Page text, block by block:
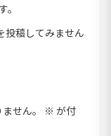
投稿してみません
せん。 ※ が付